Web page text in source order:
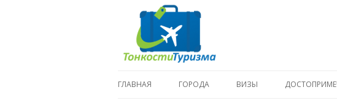
ГЛАВНАЯ ГОРОДА ВИЗЫ